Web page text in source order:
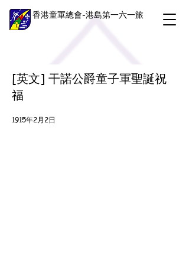
香港童軍總會-港島第一六一旅
[英文] 干諾公爵童子軍聖誕祝
福
1915年2月2日